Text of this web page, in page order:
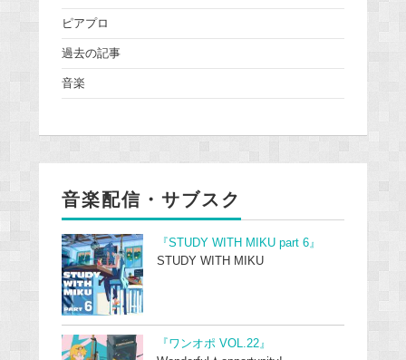
ピアプロ
過去の記事
音楽
音楽配信・サブスク
『STUDY WITH MIKU part 6』
STUDY WITH MIKU
『ワンオポ VOL.22』